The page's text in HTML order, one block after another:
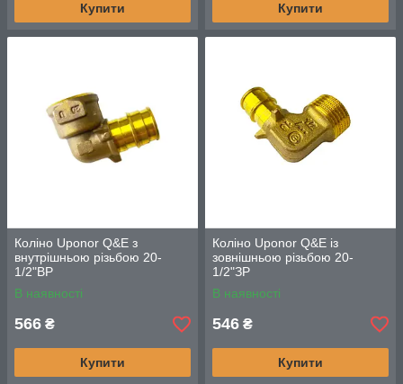
Купити Купити
Коліно Uponor Q&E з
внутрішньою різьбою 20-
1/2"ВР
В наявності
566 ₴
Купити
Коліно Uponor Q&E із
зовнішньою різьбою 20-
1/2"ЗР
В наявності
546 ₴
Купити